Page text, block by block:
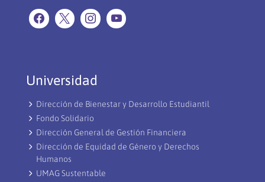
Universidad
Dirección de Bienestar y Desarrollo Estudiantil
Fondo Solidario
Dirección General de Gestión Financiera
Dirección de Equidad de Género y Derechos
Humanos
UMAG Sustentable